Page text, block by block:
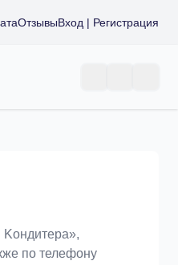
ОтзывыВход | Регистрация
по телефону